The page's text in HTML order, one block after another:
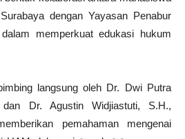
dengan Yayasan Penabur
memperkuat edukasi hukum
langsung oleh Dr. Dwi Putra
Dr. Agustin Widjiastuti, S.H.,
pemahaman mengenai